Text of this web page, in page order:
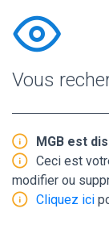
Vous
MGB est
Ceci est
modifier ou
Cliquez ici